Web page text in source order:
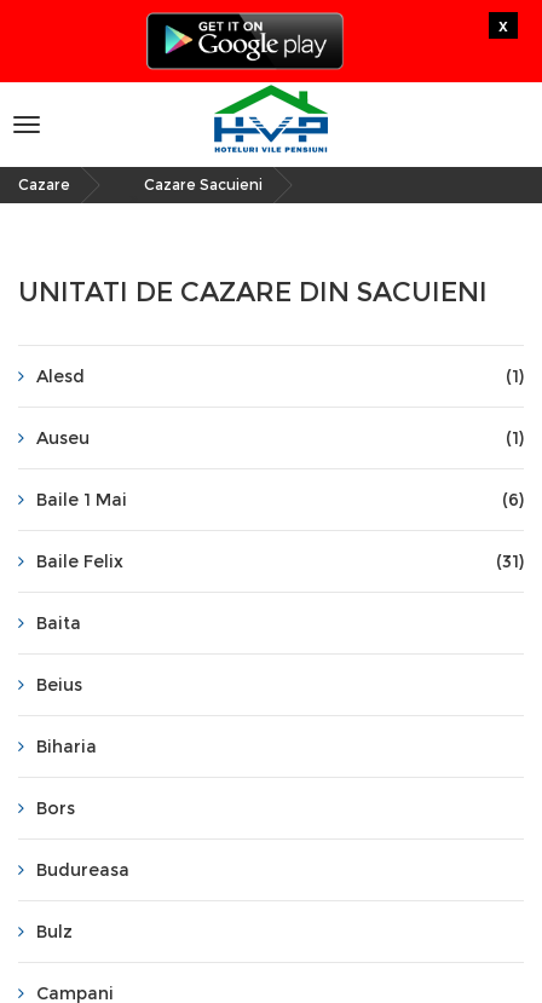
x
Toggle
navigation
Cazare Cazare Sacuieni
UNITATI DE CAZARE DIN SACUIENI
Alesd (1)
Auseu (1)
Baile 1 Mai (6)
Baile Felix (31)
Baita
Beius
Biharia
Bors
Budureasa
Bulz
Campani